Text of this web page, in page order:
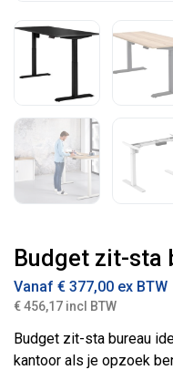
Budget zit-sta
Vanaf € 377,00 ex BTW
€ 456,17 incl BTW
Budget zit-sta bureau
kantoor als je opzoek